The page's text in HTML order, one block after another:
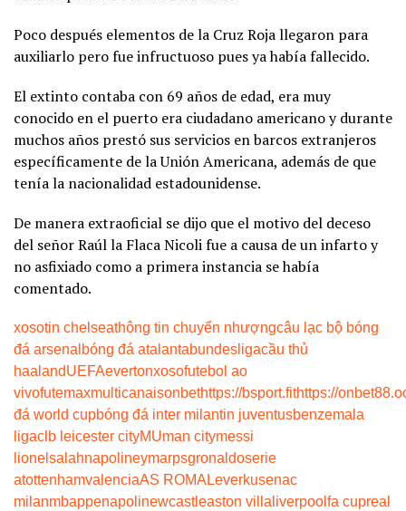
Poco después elementos de la Cruz Roja llegaron para
auxiliarlo pero fue infructuoso pues ya había fallecido.
El extinto contaba con 69 años de edad, era muy
conocido en el puerto era ciudadano americano y durante
muchos años prestó sus servicios en barcos extranjeros
específicamente de la Unión Americana, además de que
tenía la nacionalidad estadounidense.
De manera extraoficial se dijo que el motivo del deceso
del señor Raúl la Flaca Nicoli fue a causa de un infarto y
no asfixiado como a primera instancia se había
comentado.
xosotin chelseathông tin chuyển nhượngcâu lạc bộ bóng
đá arsenal bóng đá atalantabundesligacầu thủ
haalandUEFAevertonxosofutebol ao
vivofutemaxmulticanaisonbethttps://bsport.fithttps://
đá world cupbóng đá inter milantin juventusbenzema la
ligaclb leicester cityMUman citymessi
lionel salahnapolineymarpsgronaldoserie
atottenhamvalenciaAS ROMA Leverkusenac
milanmbappenapolinewcastleaston villa liverpool fa cupreal